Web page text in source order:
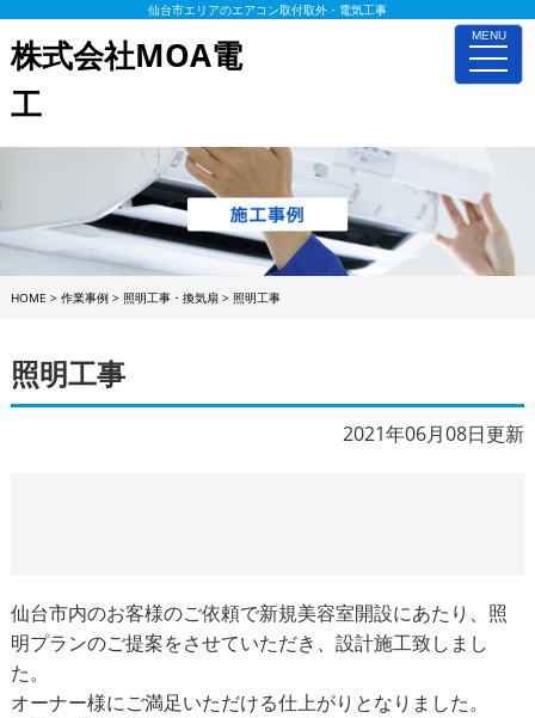
MENU
toggle
仙台市エリアのエアコン取付取外・電気工事
株式会社MOA電
工
HOME > 作業事例> 照明工事・換気扇> 照明工事
照明工事
2021年06月08日更新
仙台市内のお客様のご依頼で新規美容室開設にあたり、照
明プランのご提案をさせていただき、設計施工致しまし
た。
オーナー様にご満足いただける仕上がりとなりました。